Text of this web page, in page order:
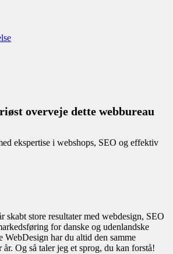
overveje dette webbureau
ekspertise i webshops, SEO og effektiv
skabt store resultater med webdesign, SEO
for danske og udenlandske
WebDesign har du altid den samme
Og så taler jeg et sprog, du kan forstå!